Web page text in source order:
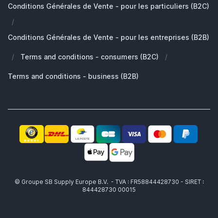
Pas satisfait? Le produit vous est remboursé!
Travailler chez SB Supply
Mon compte
Conditions Générales de Vente - pour les particuliers (B2C)
/
Conditions Générales de Vente - pour les entreprises (B2B)
/ Terms and conditions - consumers (B2C) /
Terms and conditions - business (B2B)
© Groupe SB Supply Europe B.V. - TVA : FR58844428730 - SIRET :
844428730 00015